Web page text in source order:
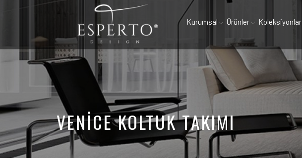
Kurumsal Ürünler Koleksiyonlar
VENICE KOLTUK TAKIMI